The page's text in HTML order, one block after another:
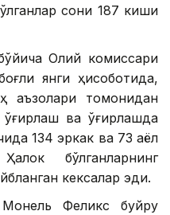
сони 187 киши
Олий комиссари
янги ҳисоботида,
аъзолари томонидан
ва ўғирлашда
134 эркак ва 73 аёл
бўлганларнинг
кексалар эди.
Феликс буйруқ